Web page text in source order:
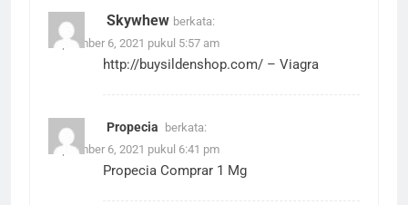
Skywhew berkata:
September 6, 2021 pukul 5:57 am
http://buysildenshop.com/ – Viagra
Propecia
berkata:
September 6, 2021 pukul 6:41 pm
Propecia Comprar 1 Mg